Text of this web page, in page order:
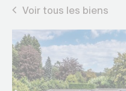
Voir tous les biens